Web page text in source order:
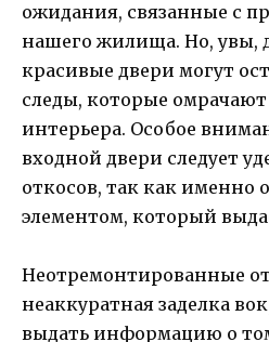
ожидания, связанные с
нашего жилища. Но, увы,
красивые двери могут
следы, которые
интерьера. Особое
входной двери следует
откосов, так как именно
элементом, который
Неотремонтированные
неаккуратная заделка
выдать информацию о